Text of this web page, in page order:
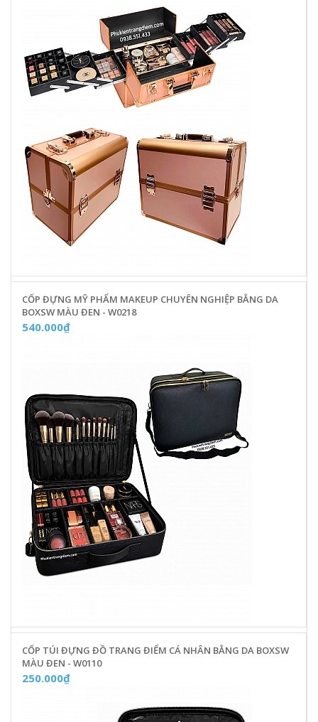
CỐP ĐỰNG MỸ PHẨM MAKEUP CHUYÊN NGHIỆP BẰNG DA
BOXSW MÀU ĐEN - W0218
540.000₫
CỐP TÚI ĐỰNG ĐỒ TRANG ĐIỂM CÁ NHÂN BẰNG DA BOXSW
MÀU ĐEN - W0110
250.000₫